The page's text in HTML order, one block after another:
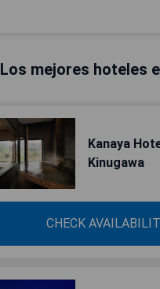
Los mejores hoteles
Kanaya
Kinugawa
CHECK